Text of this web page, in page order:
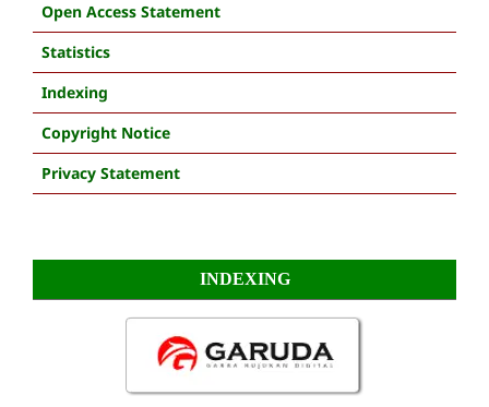
Open Access Statement
Statistics
Indexing
Copyright Notice
Privacy Statement
INDEXING